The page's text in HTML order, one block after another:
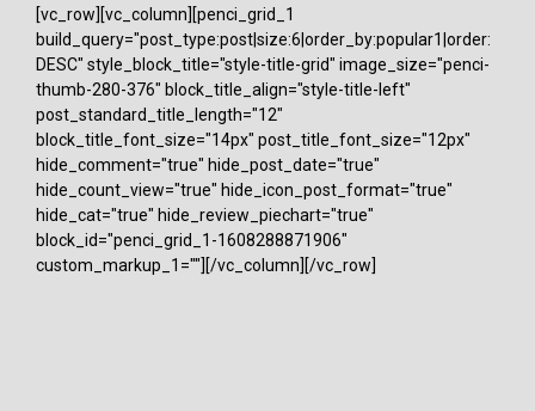
[vc_row][vc_column][penci_grid_1
build_query="post_type:post|size:6|order_by:popular1|order:
DESC" style_block_title="style-title-grid" image_size="penci-
thumb-280-376" block_title_align="style-title-left"
post_standard_title_length="12"
block_title_font_size="14px" post_title_font_size="12px"
hide_comment="true" hide_post_date="true"
hide_count_view="true" hide_icon_post_format="true"
hide_cat="true" hide_review_piechart="true"
block_id="penci_grid_1-1608288871906"
custom_markup_1=""][/vc_column][/vc_row]